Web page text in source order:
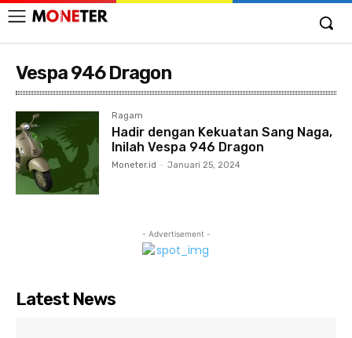
Vespa 946 Dragon
Ragam
Hadir dengan Kekuatan Sang Naga,
Inilah Vespa 946 Dragon
Moneter.id - Januari 25, 2024
- Advertisement -
Latest News